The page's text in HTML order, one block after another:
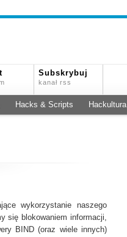
Subskrybuj
kanał rss
Hacks & Scripts Hackultura
wykorzystanie naszego
się blokowaniem informacji,
BIND (oraz wiele innych)